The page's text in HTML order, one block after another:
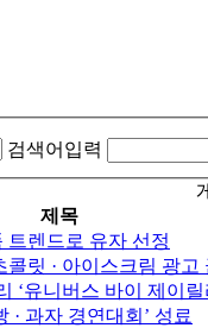
검색어입력
제목
트렌드로 유자 선정
콜릿 · 아이스크림 광고
‘유니버스 바이 제이릴
· 과자 경연대회’ 성료